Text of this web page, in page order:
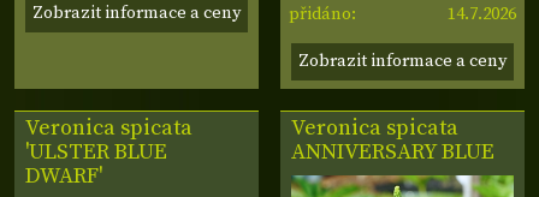
Zobrazit informace a ceny
přidáno:
14.7.2026
Zobrazit informace a ceny
Veronica spicata
'ULSTER BLUE
DWARF'
Veronica spicata
ANNIVERSARY BLUE